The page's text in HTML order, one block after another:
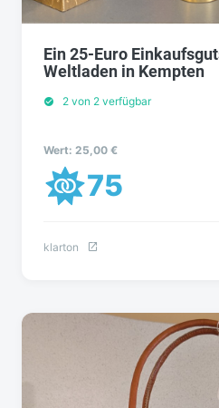
Ein 25-Euro
Weltladen in Kempten
2 von 2 verfügbar
Wert: 25,00 €
75
klarton